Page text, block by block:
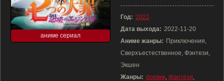
аниме сериал
Год: 2022
Дата выхода: 2022-11-20
Аниме жанры: Приключения,
Сверхъестественное, Фэнтези,
Экшен
Жанры: боевик, фэнтези,